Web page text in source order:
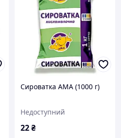
Сироватка АМА (1000 г)
Недоступний
22₴